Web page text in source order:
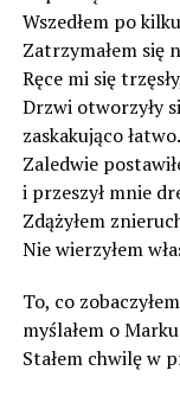
Wszedłem po
Zatrzymałem się
Ręce mi się
Drzwi otworzyły
zaskakująco łatwo.
Zaledwie
i przeszył mnie
Zdążyłem
Nie wierzyłem
To, co
myślałem o
Stałem chwilę w